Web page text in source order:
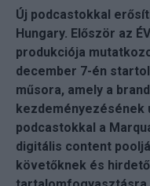
Új podcastokkal
Hungary. Először az
produkciója
december 7-én
műsora, amely a
kezdeményezésének
podcastokkal a
digitális content
követőknek és